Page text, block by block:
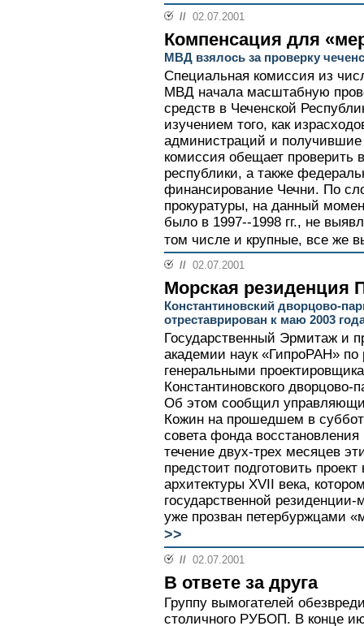
// 02.07.2001
Компенсация для
МВД взялось за проверку
Специальная комиссия из
МВД начала масштабную
средств в Чеченской
изучением того, как
администраций и
комиссия обещает проверить
республики, а также
финансирование Чечни. По
прокуратуры, на данный
было в 1997--1998 гг., не
том числе и крупные, все же
// 02.07.2001
Морская резиденция
Константиновский дворцово-
отреставрирован к маю 2003
Государственный Эрмитаж и
академии наук «ГипроРАН» по
генеральными
Константиновского дворцово-
Об этом сообщил
Кожин на прошедшем в
совета фонда
течение двух-трех месяцев
предстоит подготовить
архитектуры XVII века,
государственной
уже прозван петербуржцами
>>
// 02.07.2001
В ответе за друга
Группу вымогателей
столичного РУБОП. В конце